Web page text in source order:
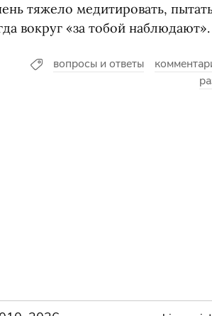
тяжело медитировать,
вокруг «за тобой наблюдают».
вопросы и ответы